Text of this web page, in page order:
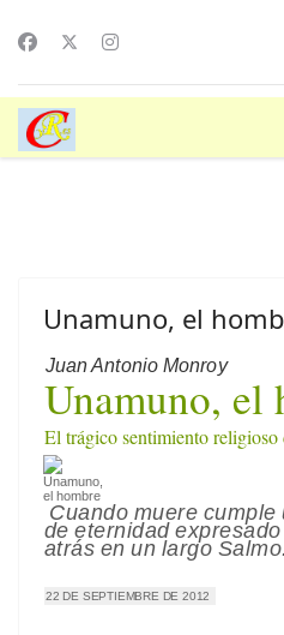
Unamuno, el
Juan Antonio Monroy
Unamuno, el
El trágico sentimiento
Cuando muere
de eternidad
atrás en un largo Salmo.
22 DE SEPTIEMBRE DE 2012